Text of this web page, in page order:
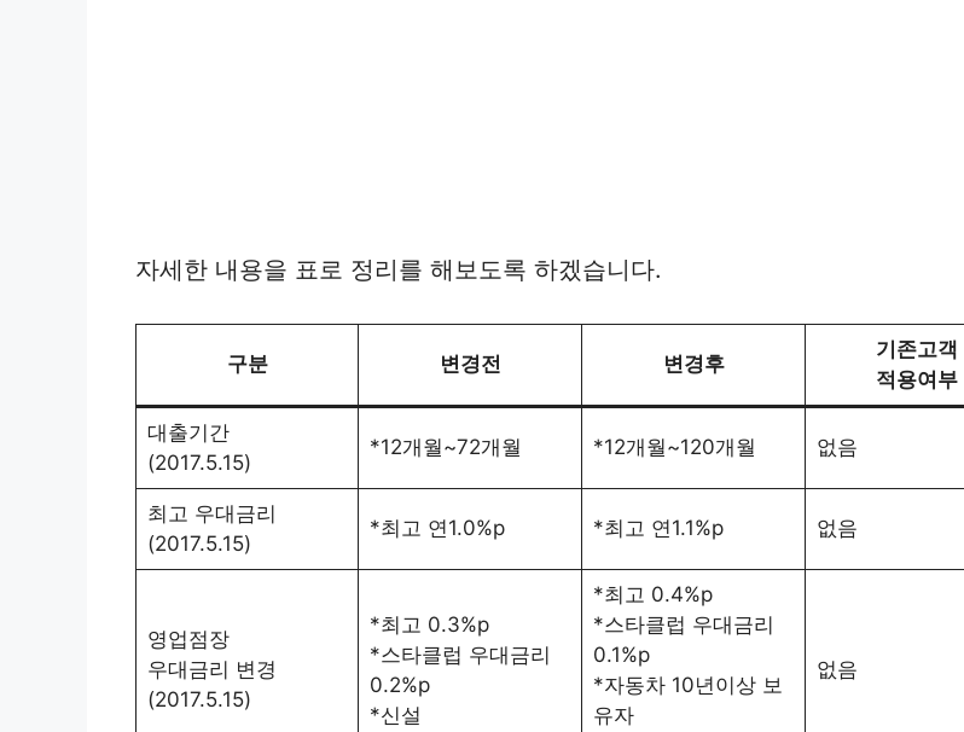
자세한 내용을 표로 정리를 해보도록 하겠습니다.
구분 변경전 변경후
기존고객
적용여부
대출기간
(2017.5.15)
*12개월~72개월 *12개월~120개월 없음
최고 우대금리
(2017.5.15)
*최고 연1.0%p *최고 연1.1%p 없음
영업점장
우대금리 변경
(2017.5.15)
*최고 0.3%p
*스타클럽 우대금리
0.2%p
*신설
*최고 0.4%p
*스타클럽 우대금리
0.1%p
*자동차 10년이상 보
유자
없음